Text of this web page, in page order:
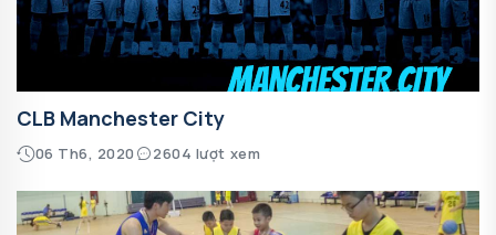
CLB Manchester City
06 Th6, 2020 2604 lượt xem